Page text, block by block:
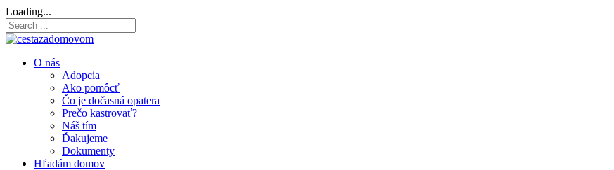
Ako pomôcť
Čo je dočasná opatera
Prečo kastrovať?
Náš tím
Ďakujeme
Dokumenty
Hľadám domov
PSY